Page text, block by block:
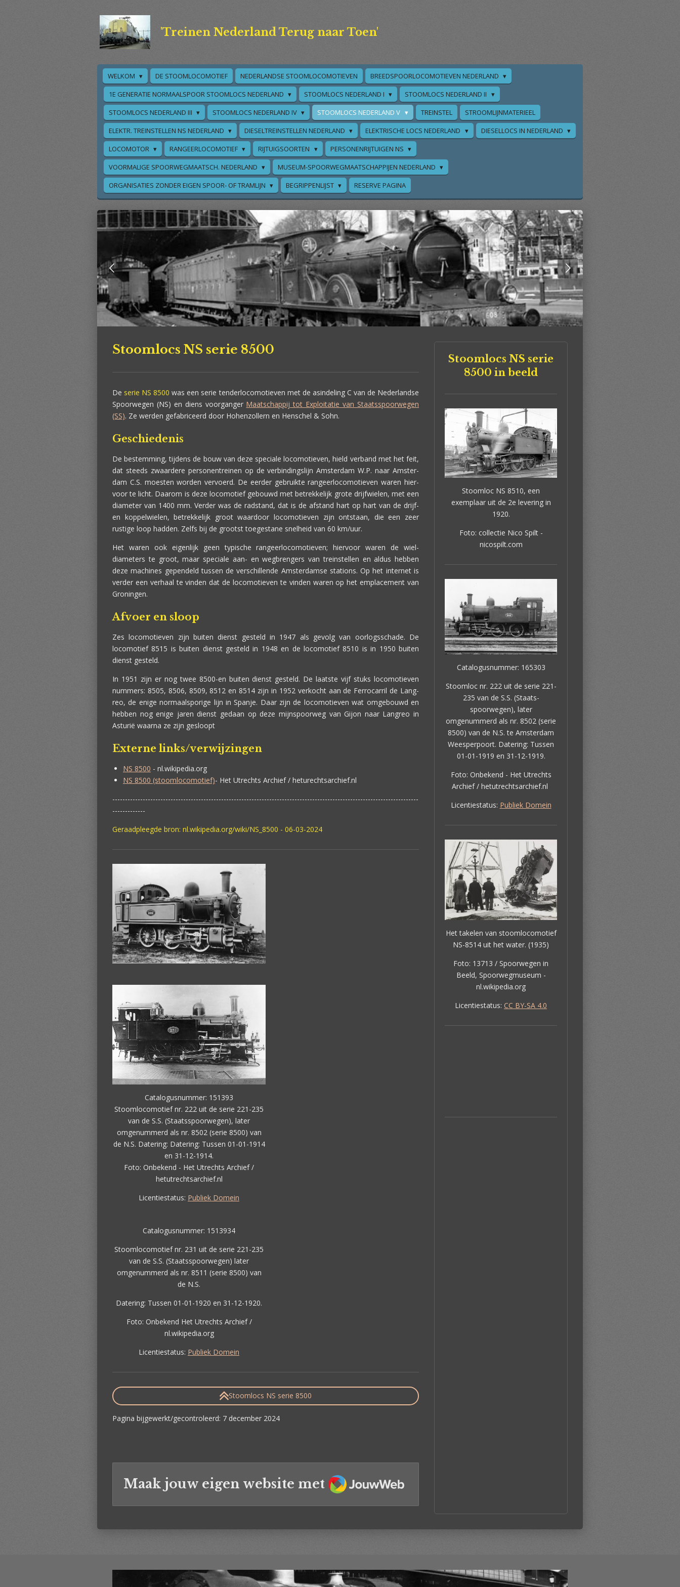
'Treinen Nederland Terug naar Toen'
WELKOM DE STOOMLOCOMOTIEF NEDERLANDSE STOOMLOCOMOTIEVEN
BREEDSPOORLOCOMOTIEVEN NEDERLAND
1E GENERATIE NORMAALSPOOR STOOMLOCS NEDERLAND
STOOMLOCS NEDERLAND I
STOOMLOCS NEDERLAND II
STOOMLOCS NEDERLAND III
STOOMLOCS NEDERLAND IV STOOMLOCS NEDERLAND V TREINSTEL
STROOMLIJNMATERIEEL
ELEKTR. TREINSTELLEN NS NEDERLAND
DIESELTREINSTELLEN NEDERLAND ELEKTRISCHE LOCS NEDERLAND
DIESELLOCS IN NEDERLAND
LOCOMOTOR
RANGEERLOCOMOTIEF RIJTUIGSOORTEN
PERSONENRIJTUIGEN NS
VOORMALIGE SPOORWEGMAATSCH. NEDERLAND
MUSEUM-SPOORWEGMAATSCHAPPIJEN NEDERLAND
ORGANISATIES ZONDER EIGEN SPOOR- OF TRAMLIJN
BEGRIPPENLIJST RESERVE PAGINA
Stoomlocs NS serie 8500
De serie NS 8500 was een serie tenderlocomotieven met de asindeling C van de Nederlandse
Spoorwegen (NS) en diens voorganger Maatschappij tot Exploitatie van Staatsspoorwegen
(SS). Ze werden gefabriceerd door Hohenzollern en Henschel & Sohn.
Geschiedenis
De bestemming, tijdens de bouw van deze speciale locomotieven, hield verband met het feit,
dat steeds zwaardere personentreinen op de verbindingslijn Amsterdam W.P. naar Amster-
dam C.S. moesten worden vervoerd. De eerder gebruikte rangeerlocomotieven waren hier-
voor te licht. Daarom is deze locomotief gebouwd met betrekkelijk grote drijfwielen, met een
diameter van 1400 mm. Verder was de radstand, dat is de afstand hart op hart van de drijf-
en koppelwielen, betrekkelijk groot waardoor locomotieven zijn ontstaan, die een zeer
rustige loop hadden. Zelfs bij de grootst toegestane snelheid van 60 km/uur.
Het waren ook eigenlijk geen typische rangeerlocomotieven; hiervoor waren de wiel-
diameters te groot, maar speciale aan- en wegbrengers van treinstellen en aldus hebben
deze machines gependeld tussen de verschillende Amsterdamse stations. Op het internet is
verder een verhaal te vinden dat de locomotieven te vinden waren op het emplacement van
Groningen.
Afvoer en sloop
Zes locomotieven zijn buiten dienst gesteld in 1947 als gevolg van oorlogsschade. De
locomotief 8515 is buiten dienst gesteld in 1948 en de locomotief 8510 is in 1950 buiten
dienst gesteld.
In 1951 zijn er nog twee 8500-en buiten dienst gesteld. De laatste vijf stuks locomotieven
nummers: 8505, 8506, 8509, 8512 en 8514 zijn in 1952 verkocht aan de Ferrocarril de Lang-
reo, de enige normaalsporige lijn in Spanje. Daar zijn de locomotieven wat omgebouwd en
hebben nog enige jaren dienst gedaan op deze mijnspoorweg van Gijon naar Langreo in
Asturië waarna ze zijn gesloopt
Externe links/verwijzingen
NS 8500 - nl.wikipedia.org
NS 8500 (stoomlocomotief)- Het Utrechts Archief / heturechtsarchief.nl
-------------------------------------------------------------------------------------------------------------------------
-------------
Geraadpleegde bron: nl.wikipedia.org/wiki/NS_8500 - 06-03-2024
Catalogusnummer: 151393
Stoomlocomotief nr. 222 uit de serie 221-235
van de S.S. (Staatsspoorwegen), later
omgenummerd als nr. 8502 (serie 8500) van
de N.S. Datering: Datering: Tussen 01-01-1914
en 31-12-1914.
Foto: Onbekend - Het Utrechts Archief /
hetutrechtsarchief.nl
Licentiestatus: Publiek Domein
Catalogusnummer: 1513934
Stoomlocomotief nr. 231 uit de serie 221-235
van de S.S. (Staatsspoorwegen) later
omgenummerd als nr. 8511 (serie 8500) van
de N.S.
Datering: Tussen 01-01-1920 en 31-12-1920.
Foto: Onbekend Het Utrechts Archief /
nl.wikipedia.org
Licentiestatus: Publiek Domein
Stoomlocs NS serie 8500
Pagina bijgewerkt/gecontroleerd: 7 december 2024
Maak jouw eigen website met JouwWeb
Stoomlocs NS serie
8500 in beeld
Stoomloc NS 8510, een
exemplaar uit de 2e levering in
1920.
Foto: collectie Nico Spilt -
nicospilt.com
Catalogusnummer: 165303
Stoomloc nr. 222 uit de serie 221-
235 van de S.S. (Staats-
spoorwegen), later
omgenummerd als nr. 8502 (serie
8500) van de N.S. te Amsterdam
Weesperpoort. Datering: Tussen
01-01-1919 en 31-12-1919.
Foto: Onbekend - Het Utrechts
Archief / hetutrechtsarchief.nl
Licentiestatus: Publiek Domein
Het takelen van stoomlocomotief
NS-8514 uit het water. (1935)
Foto: 13713 / Spoorwegen in
Beeld, Spoorwegmuseum -
nl.wikipedia.org
Licentiestatus: CC BY-SA 4.0